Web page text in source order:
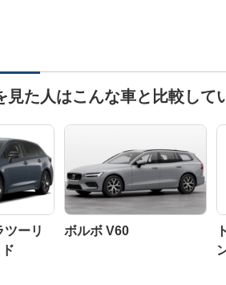
見た人はこんな車と比較して
ツーリ
ボルボ V60